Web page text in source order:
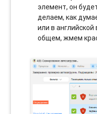
элемент, он
делаем, как
или в
общем, жмем